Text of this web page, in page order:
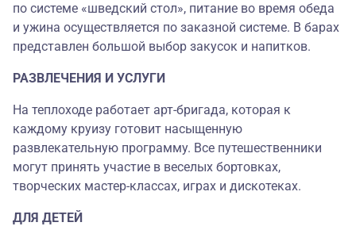
по системе «шведский стол», питание во время обеда
и ужина осуществляется по заказной системе. В барах
представлен большой выбор закусок и напитков.
РАЗВЛЕЧЕНИЯ И УСЛУГИ
На теплоходе работает арт-бригада, которая к
каждому круизу готовит насыщенную
развлекательную программу. Все путешественники
могут принять участие в веселых бортовках,
творческих мастер-классах, играх и дискотеках.
ДЛЯ ДЕТЕЙ